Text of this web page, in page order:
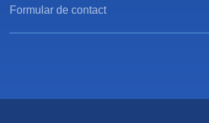
Formular de contact